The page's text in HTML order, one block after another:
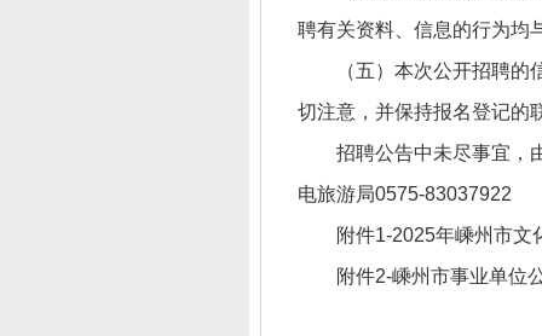
聘有关资料、信息的行为均
（五）本次公开招聘
切注意，并保持报名登记的
招聘公告中未尽事宜，
电旅游局0575-83037922
附件1-2025年嵊州市文
附件2-嵊州市事业单位